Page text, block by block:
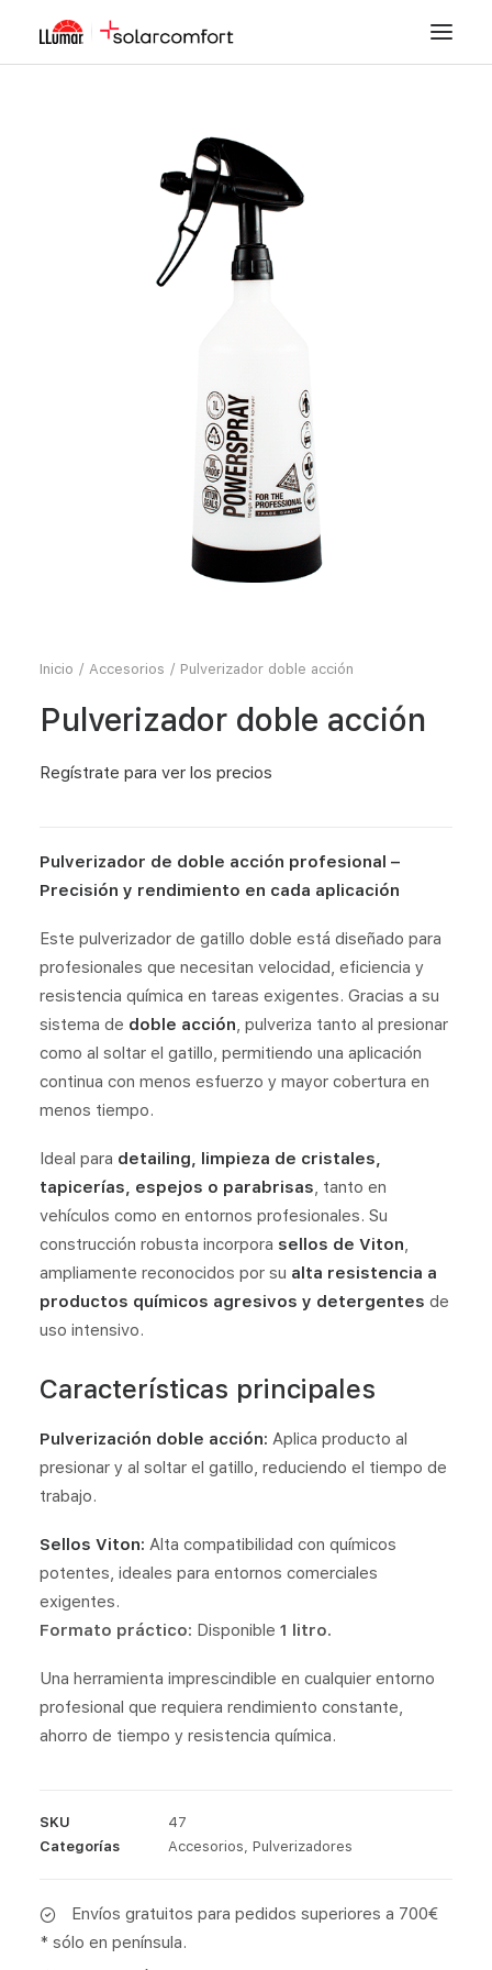
LÁMINAS SOLARES
SEGURIDAD
DECORACIÓN
TINTADO DE LUNAS
MI CUENTA
Inicio Accesorios Pulverizador doble acción
Pulverizador doble acción
Regístrate para ver los precios
Pulverizador de doble acción profesional –
Precisión y rendimiento en cada aplicación
Este pulverizador de gatillo doble está diseñado para
profesionales que necesitan velocidad, eficiencia y
resistencia química en tareas exigentes. Gracias a su
sistema de doble acción, pulveriza tanto al presionar
como al soltar el gatillo, permitiendo una aplicación
continua con menos esfuerzo y mayor cobertura en
menos tiempo.
Ideal para detailing, limpieza de cristales,
tapicerías, espejos o parabrisas, tanto en
vehículos como en entornos profesionales. Su
construcción robusta incorpora sellos de Viton,
ampliamente reconocidos por su alta resistencia a
productos químicos agresivos y detergentes de
uso intensivo.
Características principales
Pulverización doble acción: Aplica producto al
presionar y al soltar el gatillo, reduciendo el tiempo de
trabajo.
Sellos Viton: Alta compatibilidad con químicos
potentes, ideales para entornos comerciales
exigentes.
Formato práctico: Disponible 1 litro.
Una herramienta imprescindible en cualquier entorno
profesional que requiera rendimiento constante,
ahorro de tiempo y resistencia química.
SKU
47
Categorías
Accesorios, Pulverizadores
Envíos gratuitos para pedidos superiores a 700€
* sólo en península.